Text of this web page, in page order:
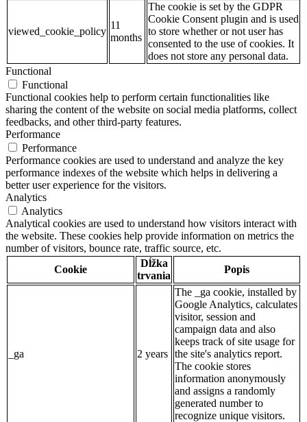
viewed_cookie_policy
11
months
The cookie is set by the GDPR
Cookie Consent plugin and is used
to store whether or not user has
consented to the use of cookies. It
does not store any personal data.
Functional
Functional
Functional cookies help to perform certain functionalities like
sharing the content of the website on social media platforms, collect
feedbacks, and other third-party features.
Performance
Performance
Performance cookies are used to understand and analyze the key
performance indexes of the website which helps in delivering a
better user experience for the visitors.
Analytics
Analytics
Analytical cookies are used to understand how visitors interact with
the website. These cookies help provide information on metrics the
number of visitors, bounce rate, traffic source, etc.
Cookie
Dĺžka
trvania
Popis
_ga 2 years
The _ga cookie, installed by
Google Analytics, calculates
visitor, session and
campaign data and also
keeps track of site usage for
the site's analytics report.
The cookie stores
information anonymously
and assigns a randomly
generated number to
recognize unique visitors.